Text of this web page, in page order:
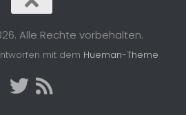
Alle Rechte vorbehalten.
mit dem Hueman-Theme